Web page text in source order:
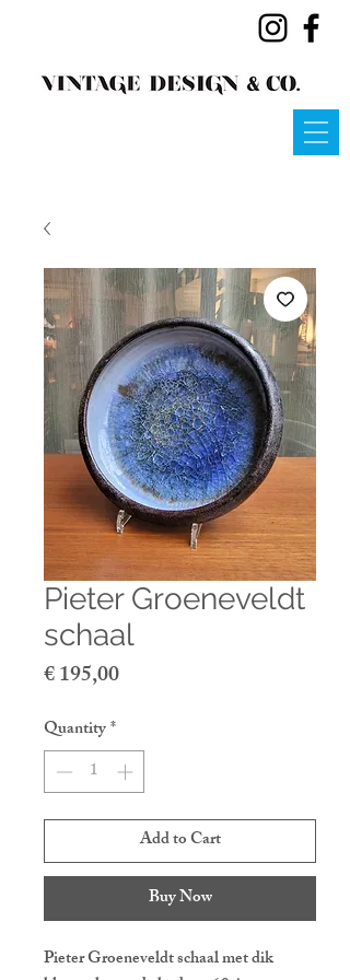
Pieter Groeneveldt
schaal
€ 195,00Price
Quantity*
Add to Cart
Buy Now
Pieter Groeneveldt schaal met dik